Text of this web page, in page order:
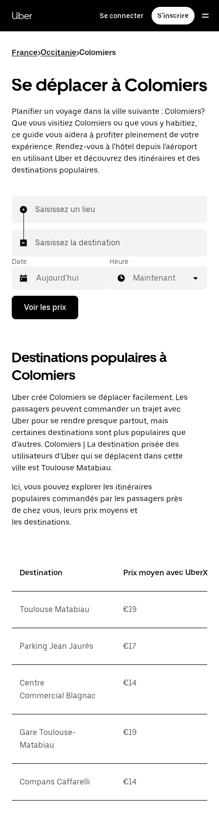
contenu
principal
Uber Se connecter S'inscrire
France>Occitanie>Colomiers
Se déplacer à Colomiers
Planifier un voyage dans la ville suivante : Colomiers?
Que vous visitiez Colomiers ou que vous y habitiez,
ce guide vous aidera à profiter pleinement de votre
expérience. Rendez-vous à l'hôtel depuis l'aéroport
en utilisant Uber et découvrez des itinéraires et des
destinations populaires.
Saisissez un lieu
Saisissez la destination
Date
Appuyez
la
bas
pour
ouvrir
le
et
sélectionner
une
date.
Appuyez
sur
la
touche
Échap
fermer
le
calendrier.
Heure
Maintenant
Voir les prix
Destinations populaires à
Colomiers
Uber crée Colomiers se déplacer facilement. Les
passagers peuvent commander un trajet avec
Uber pour se rendre presque partout, mais
certaines destinations sont plus populaires que
d'autres. Colomiers | La destination prisée des
utilisateurs d'Uber qui se déplacent dans cette
ville est Toulouse Matabiau.
Ici, vous pouvez explorer les itinéraires
populaires commandés par les passagers près
de chez vous, leurs prix moyens et
les destinations.
Destination Prix moyen avec UberX*
Toulouse Matabiau €19
Parking Jean Jaurès €17
Centre
Commercial Blagnac
€14
Gare Toulouse-
Matabiau
€19
Compans Caffarelli €14